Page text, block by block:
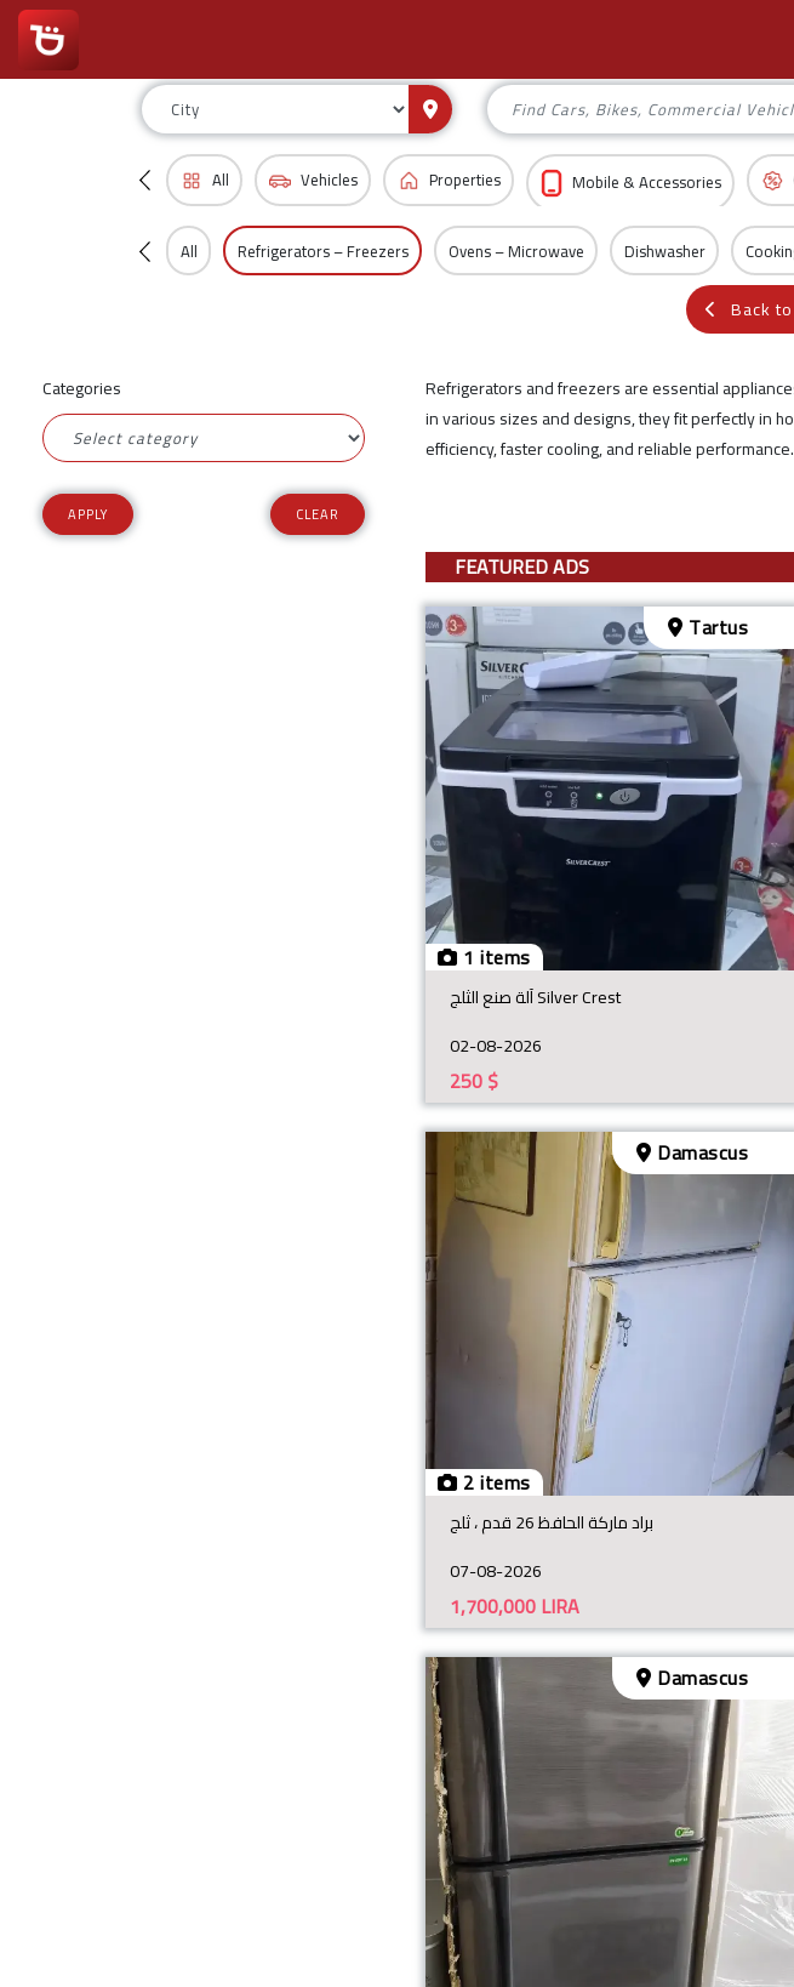
All Vehicles Properties Mobile & Accessories
All Refrigerators – Freezers Ovens – Microwave Dishwasher
Back
Categories
CLEAR
Refrigerators and freezers are essential
in various sizes and designs, they fit perfectly in
efficiency, faster cooling, and reliable
FEATURED ADS
1 items
Tartus
آلة صنع الثلج Silver Crest
02-08-2026
$
250
2 items
Damascus
براد ماركة الحافظ 26 قدم ، ثلج
07-08-2026
LIRA
1,700,000
Damascus